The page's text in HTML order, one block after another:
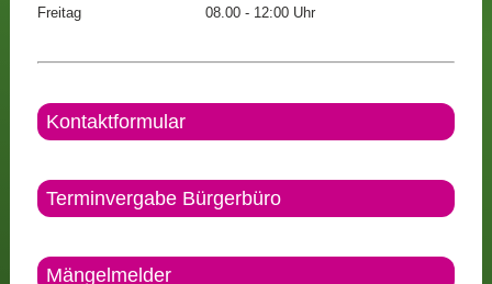
Freitag
08.00 - 12:00 Uhr
Kontaktformular
Terminvergabe Bürgerbüro
Mängelmelder